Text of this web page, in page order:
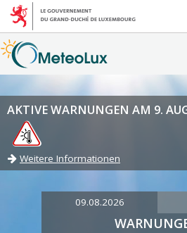
AKTIVE WARNUNGEN AM 9.
Weitere Informationen
09.08.2026